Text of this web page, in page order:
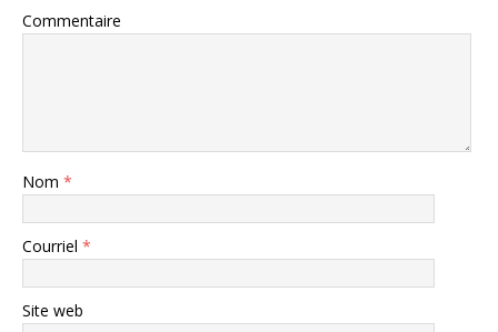
Commentaire
Nom *
Courriel *
Site web